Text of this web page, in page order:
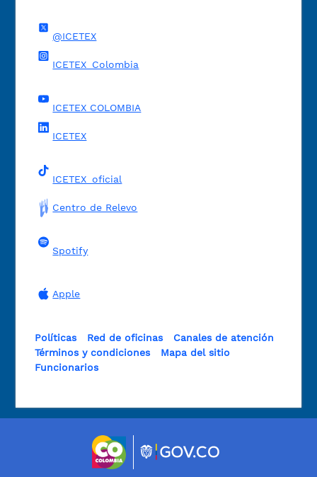
@ICETEX
ICETEX_Colombia
ICETEX COLOMBIA
ICETEX
ICETEX_oficial
Centro de Relevo
Spotify
Apple
Políticas Red de oficinas
Canales de atención
Términos y condiciones
Mapa del sitio
Funcionarios